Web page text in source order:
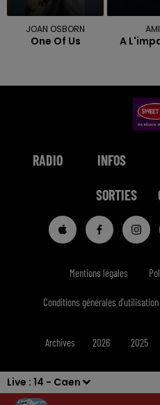
Live : 14 - Caen
JOAN OSBORN
One Of Us A
RADIO INFOS
SORTIES
Mentions légales
Conditions générales d'utilisation
Archives 2026 2025